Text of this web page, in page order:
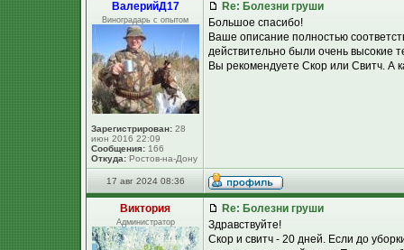
ВалерийД17
Виноградарь с опытом
Зарегистрирован: 28
июн 2016 22:09
Сообщения: 166
Откуда: Ростов-на-Дону
Re: Болезни груши
Большое спасибо!
Ваше описание полностью
действительно были очень высокие
Вы рекомендуете Скор или Свитч. А
17 авг 2024 08:36
Виктория
Администратор
Re: Болезни груши
Здравствуйте!
Скор и свитч - 20 дней. Если до